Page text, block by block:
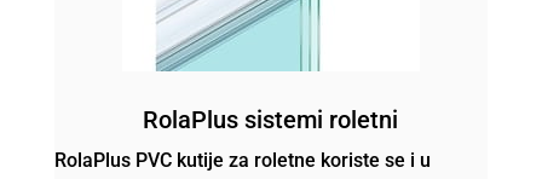
RolaPlus sistemi roletni
RolaPlus PVC kutije za roletne koriste se i u